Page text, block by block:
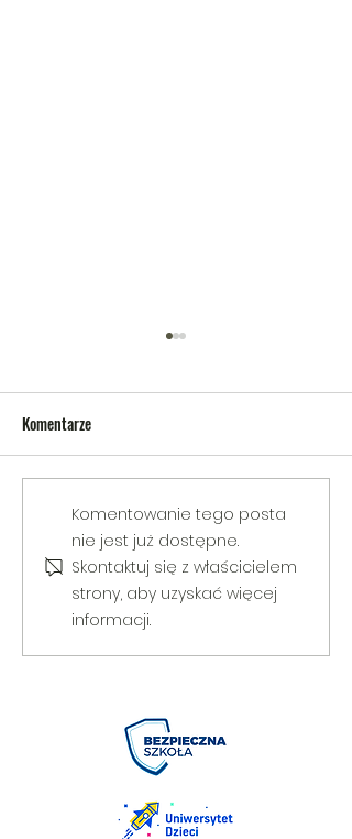
V Gminny Turniej Szachowy o
Puchar Burmistrza Bełżyc
Komentarze
Komentowanie tego posta
nie jest już dostępne.
Skontaktuj się z właścicielem
strony, aby uzyskać więcej
informacji.